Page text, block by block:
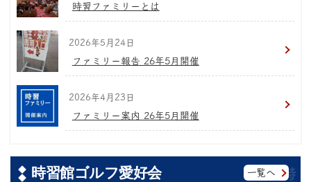
時習ファミリーとは
2026年5月24日
ファミリー報告 26年5月開催
2026年4月23日
ファミリー案内 26年5月開催
時習館ゴルフ愛好会 一覧へ